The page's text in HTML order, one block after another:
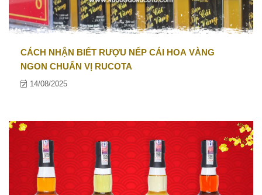
CÁCH NHẬN BIẾT RƯỢU NẾP CÁI HOA VÀNG
NGON CHUẨN VỊ RUCOTA
14/08/2025